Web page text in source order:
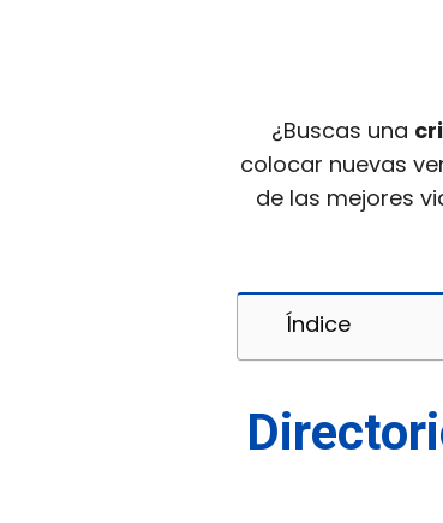
¿Buscas una
colocar nuevas
de las mejores
Índice